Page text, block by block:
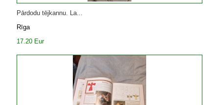
Pārdodu tējkannu. La...
Rīga
17.20 Eur